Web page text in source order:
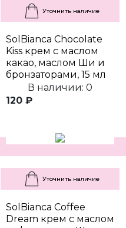
Уточнить наличие
SolBianca Chocolate
Kiss крем с маслом
какао, маслом Ши и
бронзаторами, 15 мл
В наличии: 0
120 ₽
Уточнить наличие
SolBianca Coffee
Dream крем с маслом